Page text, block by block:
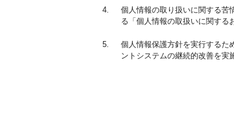
4.
個人情報の取り扱いに関する苦
る「個人情報の取扱いに関する
5.
個人情報保護方針を実行するた
ントシステムの継続的改善を実